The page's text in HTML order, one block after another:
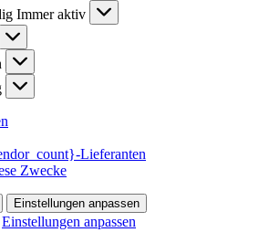
Immer aktiv
Lieferanten
Zwecke
Einstellungen anpassen
Einstellungen anpassen